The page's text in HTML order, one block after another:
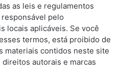
as leis e regulamentos
pelo
locais aplicáveis. Se você
termos, está proibido de
materiais contidos neste site
autorais e marcas